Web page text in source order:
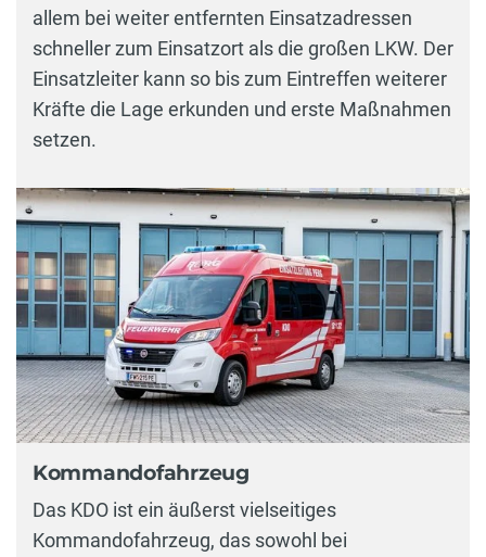
allem bei weiter entfernten Einsatzadressen
schneller zum Einsatzort als die großen LKW. Der
Einsatzleiter kann so bis zum Eintreffen weiterer
Kräfte die Lage erkunden und erste Maßnahmen
setzen.
Kommandofahrzeug
Das KDO ist ein äußerst vielseitiges
Kommandofahrzeug, das sowohl bei